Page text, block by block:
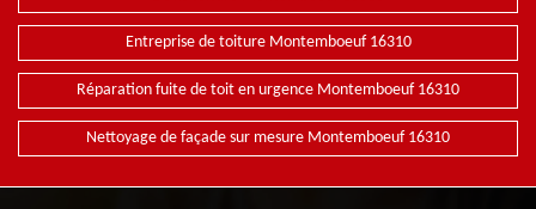
Entreprise de toiture Montemboeuf 16310
Réparation fuite de toit en urgence Montemboeuf 16310
Nettoyage de façade sur mesure Montemboeuf 16310